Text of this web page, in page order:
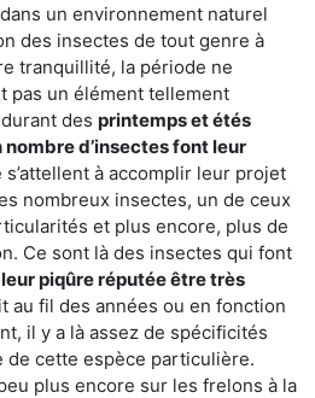
un environnement naturel
des insectes de tout genre à
tranquillité, la période ne
pas un élément tellement
des printemps et étés
d’insectes font leur
s’attellent à accomplir leur projet
nombreux insectes, un de ceux
et plus encore, plus de
Ce sont là des insectes qui font
leur piqûre réputée être très
au fil des années ou en fonction
il y a là assez de spécificités
de cette espèce particulière.
plus encore sur les frelons à la